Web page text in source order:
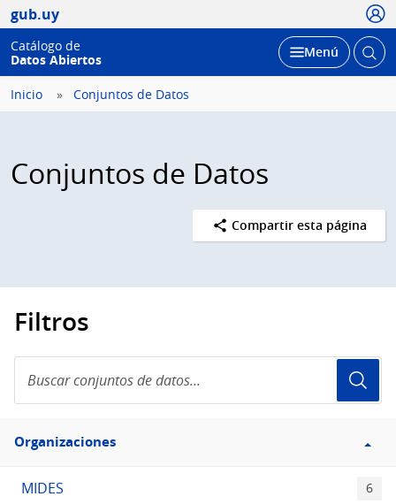
gub.uy
Catálogo de
Datos Abiertos
Desplegar
Menú Abrir
Inicio Conjuntos de Datos
Conjuntos de Datos
Compartir esta página
Filtros
conjuntos
de
Filtro
Organizaciones
Organizaciones
MIDES 6